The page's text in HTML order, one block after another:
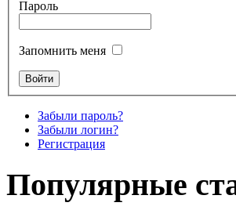
Пароль
Запомнить меня
Забыли пароль?
Забыли логин?
Регистрация
Популярные